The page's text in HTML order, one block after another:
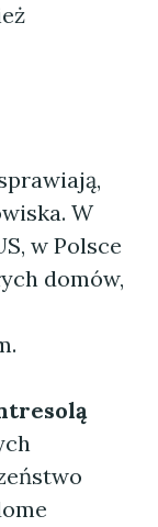
W
w Polsce
domów,